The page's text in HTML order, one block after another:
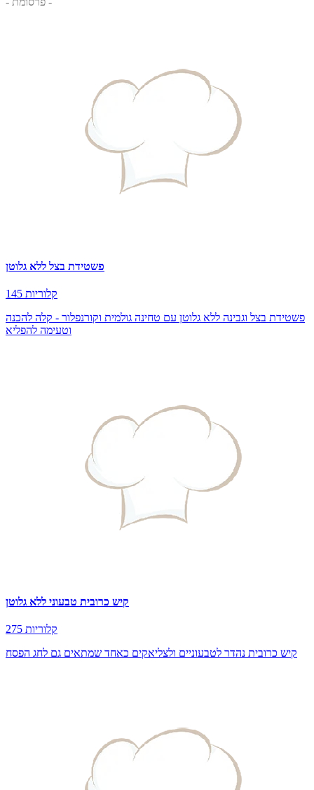
פשטידת בצל ללא גלוטן
145 קלוריות
פשטידת בצל וגבינה ללא גלוטן עם טחינה גולמית וקורנפלור - קלה להכנה
וטעימה להפליא
קיש כרובית טבעוני ללא גלוטן
275 קלוריות
קיש כרובית נהדר לטבעוניים ולצליאקים כאחד שמתאים גם לחג הפסח